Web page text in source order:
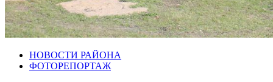
НОВОСТИ РАЙОНА
ФОТОРЕПОРТАЖ